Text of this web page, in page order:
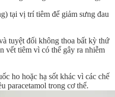
tại vị trí tiêm để giảm sưng đau
tuyệt đối không thoa bất kỳ thứ
vết tiêm vì có thể gây ra nhiễm
ho hoặc hạ sốt khác vì các chế
paracetamol trong cơ thể.